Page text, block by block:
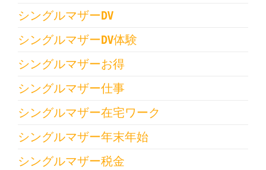
シングルマザーDV
シングルマザーDV体験
シングルマザーお得
シングルマザー仕事
シングルマザー在宅ワーク
シングルマザー年末年始
シングルマザー税金